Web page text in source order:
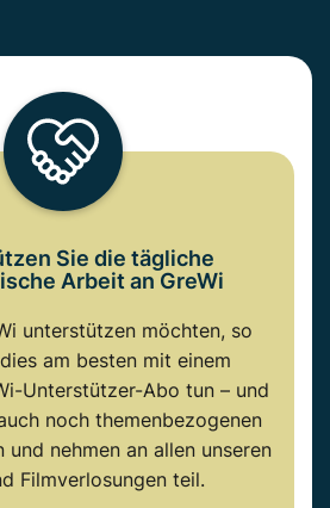
Sie die tägliche
Arbeit an GreWi
unterstützen möchten, so
am besten mit einem
Unterstützer-Abo tun – und
noch themenbezogenen
und nehmen an allen unseren
Filmverlosungen teil.